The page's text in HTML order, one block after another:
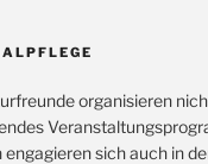
organisieren
engagieren sich auch in